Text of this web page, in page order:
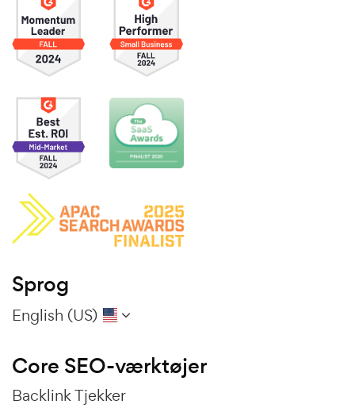
Sprog
English (US)
Core SEO-værktøjer
Backlink Tjekker